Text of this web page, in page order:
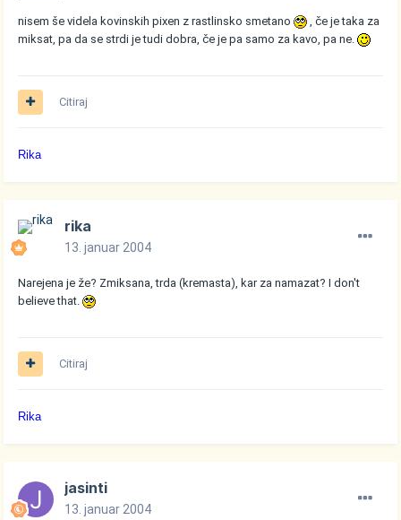
nisem še videla kovinskih pixen z rastlinsko smetano
, če je taka za
miksat, pa da se strdi je tudi dobra, če je pa samo za kavo, pa ne.
Citiraj
Rika
rika
13. januar 2004
Narejena je že? Zmiksana, trda (kremasta), kar za namazat? I don't
believe that.
Citiraj
Rika
jasinti
13. januar 2004